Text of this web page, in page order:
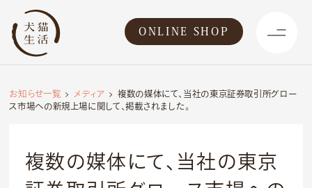
ONLINE SHOP
お知らせ一覧 メディア
複数の媒体にて、当社の東京証券取引所グロー
ス市場への新規上場に関して、掲載されました。
複数の媒体にて、当社の東京